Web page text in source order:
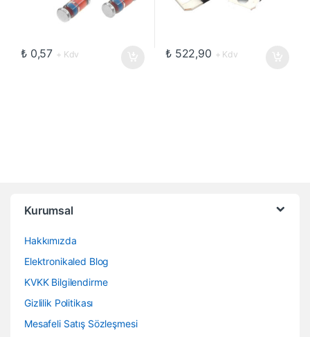
₺0,57 + Kdv ₺522,90 + Kdv
Kurumsal
Hakkımızda
Elektronikaled Blog
KVKK Bilgilendirme
Gizlilik Politikası
Mesafeli Satış Sözleşmesi